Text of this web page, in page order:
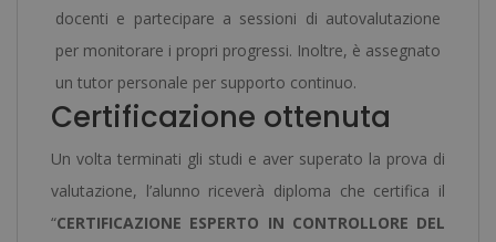
docenti e partecipare a sessioni di autovalutazione
per monitorare i propri progressi. Inoltre, è assegnato
un tutor personale per supporto continuo.
Certificazione ottenuta
Un volta terminati gli studi e aver superato la prova di
valutazione, l’alunno riceverà diploma che certifica il
“CERTIFICAZIONE ESPERTO IN CONTROLLORE DEL